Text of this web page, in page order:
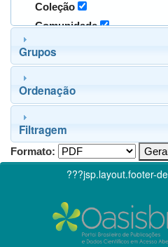
Coleção
Comunidade
Grupos
Ordenação
Filtragem
Formato:
???jsp.layout.footer-